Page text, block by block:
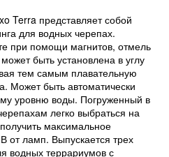
Terra представляет собой
для водных черепах.
при помощи магнитов, отмель
быть установлена в углу
тем самым плавательную
Может быть автоматически
уровню воды. Погруженный в
легко выбраться на
максимальное
от ламп. Выпускается трех
водных террариумов с